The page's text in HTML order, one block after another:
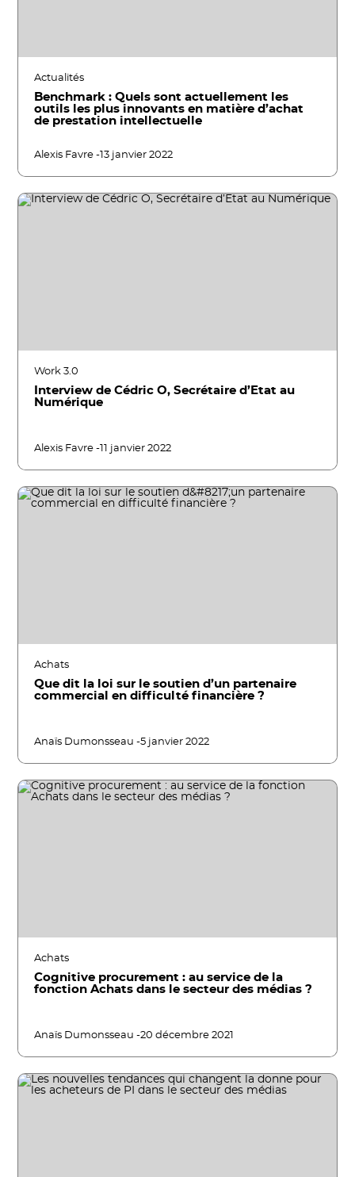
Actualités
Benchmark : Quels sont actuellement les
outils les plus innovants en matière d’achat
de prestation intellectuelle
Alexis Favre -13 janvier 2022
Work 3.0
Interview de Cédric O, Secrétaire d’Etat au
Numérique
Alexis Favre -11 janvier 2022
Achats
Que dit la loi sur le soutien d’un partenaire
commercial en difficulté financière ?
Anaïs Dumonsseau -5 janvier 2022
Achats
Cognitive procurement : au service de la
fonction Achats dans le secteur des médias ?
Anaïs Dumonsseau -20 décembre 2021